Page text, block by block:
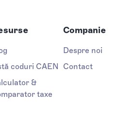
coduri CAEN
&
taxe
Companie
Despre noi
Contact